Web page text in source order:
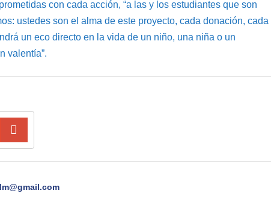
con cada acción, “a las y los estudiantes que son
ustedes son el alma de este proyecto, cada donación, cada
un eco directo en la vida de un niño, una niña o un
valentía”.